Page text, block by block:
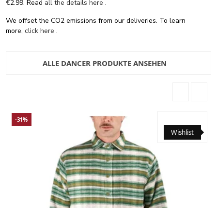
€2.99. Read all the details here .
We offset the CO2 emissions from our deliveries. To learn
more, click here .
ALLE DANCER PRODUKTE ANSEHEN
Wishlist
-31%